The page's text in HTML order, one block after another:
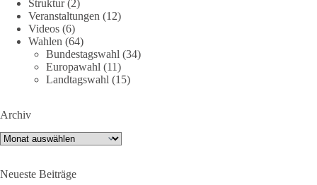
Die Ereignisse in Ceuta zeigen, wie schnell Menschen
zwischen geopolitische Interessen geraten können.
Unabhängig davon, welche politischen oder diplomatischen
Ursachen diese Krise im Einzelnen hatte, eines wird deutlich:
Wenn Migration als Druckmittel eingesetzt oder von
Schleusernetzwerken ausgenutzt werden kann, verlieren am
Struktur(2)
Veranstaltungen (12)
Videos (6)
Wahlen (64)
Bundestagswahl (34)
Europawahl (11)
Landtagswahl (15)
Archiv
Archiv
Neueste Beiträge